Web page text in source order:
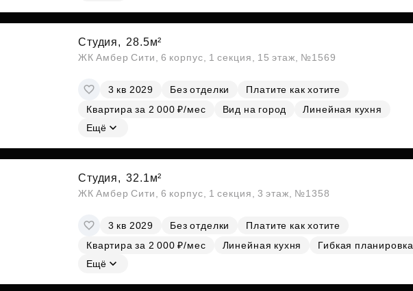
Студия, 28.5м²
ЖК Амбер Сити, 6 корпус, 1 секция, 15 этаж, №1569
3 кв 2029 Без отделки
Платите как хотите
Квартира за 2 000 ₽/мес
Вид на город
Линейная кухня
Ещё
Студия, 32.1м²
ЖК Амбер Сити, 6 корпус, 1 секция, 3 этаж, №1358
3 кв 2029 Без отделки
Платите как хотите
Квартира за 2 000 ₽/мес
Линейная кухня
Гибкая планировка
Ещё